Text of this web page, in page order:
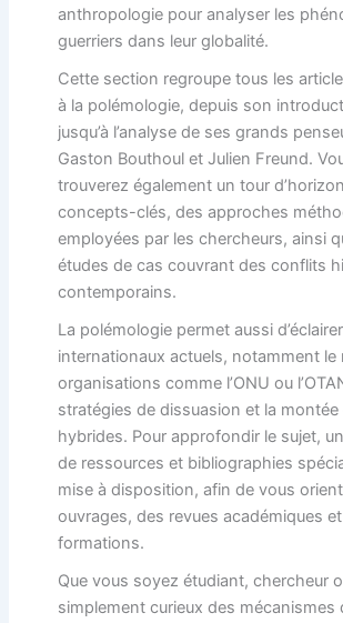
anthropologie pour analyser les
guerriers dans leur globalité.
Cette section regroupe tous les
à la polémologie, depuis son
jusqu’à l’analyse de ses grands
Gaston Bouthoul et Julien Freund.
trouverez également un tour
concepts-clés, des approches
employées par les chercheurs, ainsi
études de cas couvrant des conflits
contemporains.
La polémologie permet aussi
internationaux actuels, notamment le
organisations comme l’ONU ou
stratégies de dissuasion et la montée
hybrides. Pour approfondir le sujet,
de ressources et bibliographies
mise à disposition, afin de vous
ouvrages, des revues académiques
formations.
Que vous soyez étudiant, chercheur
simplement curieux des mécanismes